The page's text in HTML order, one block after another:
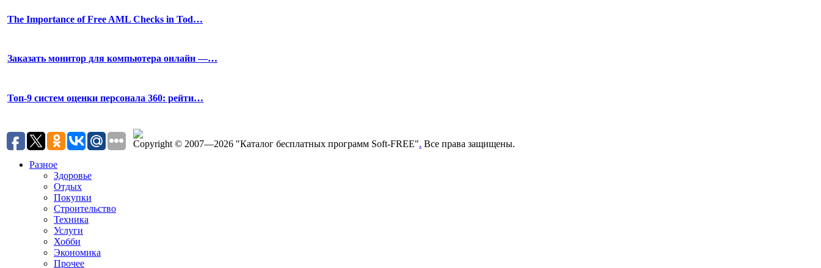
The Importance of Free AML Checks in Tod…
Заказать монитор для компьютера онлайн —…
Топ-9 систем оценки персонала 360: рейти…
Copyright © 2007—2026 "Каталог бесплатных программ Soft-FREE". Все права защищены.
Разное
Здоровье
Отдых
Покупки
Строительство
Техника
Услуги
Хобби
Экономика
Прочее